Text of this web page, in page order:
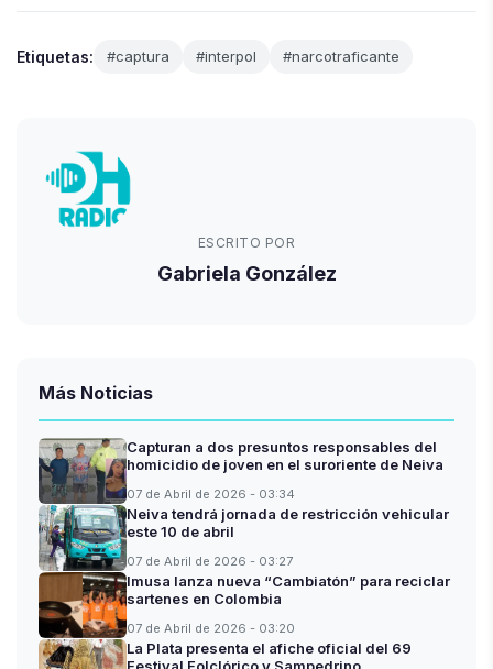
Etiquetas: #captura #interpol #narcotraficante
ESCRITO POR
Gabriela González
Más Noticias
Capturan a dos presuntos responsables del
homicidio de joven en el suroriente de Neiva
07 de Abril de 2026 - 03:34
Neiva tendrá jornada de restricción vehicular
este 10 de abril
07 de Abril de 2026 - 03:27
Imusa lanza nueva “Cambiatón” para reciclar
sartenes en Colombia
07 de Abril de 2026 - 03:20
La Plata presenta el afiche oficial del 69
Festival Folclórico y Sampedrino